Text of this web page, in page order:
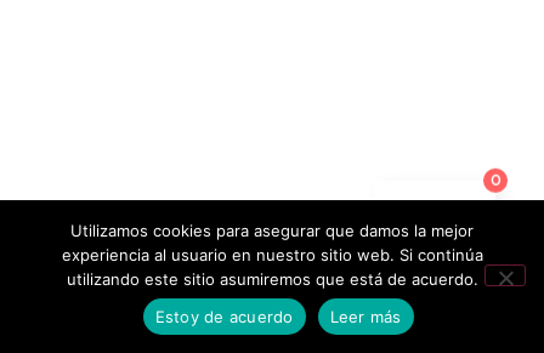
0
Utilizamos cookies para asegurar que damos la mejor
experiencia al usuario en nuestro sitio web. Si continúa
utilizando este sitio asumiremos que está de acuerdo.
Estoy de acuerdo
Leer más